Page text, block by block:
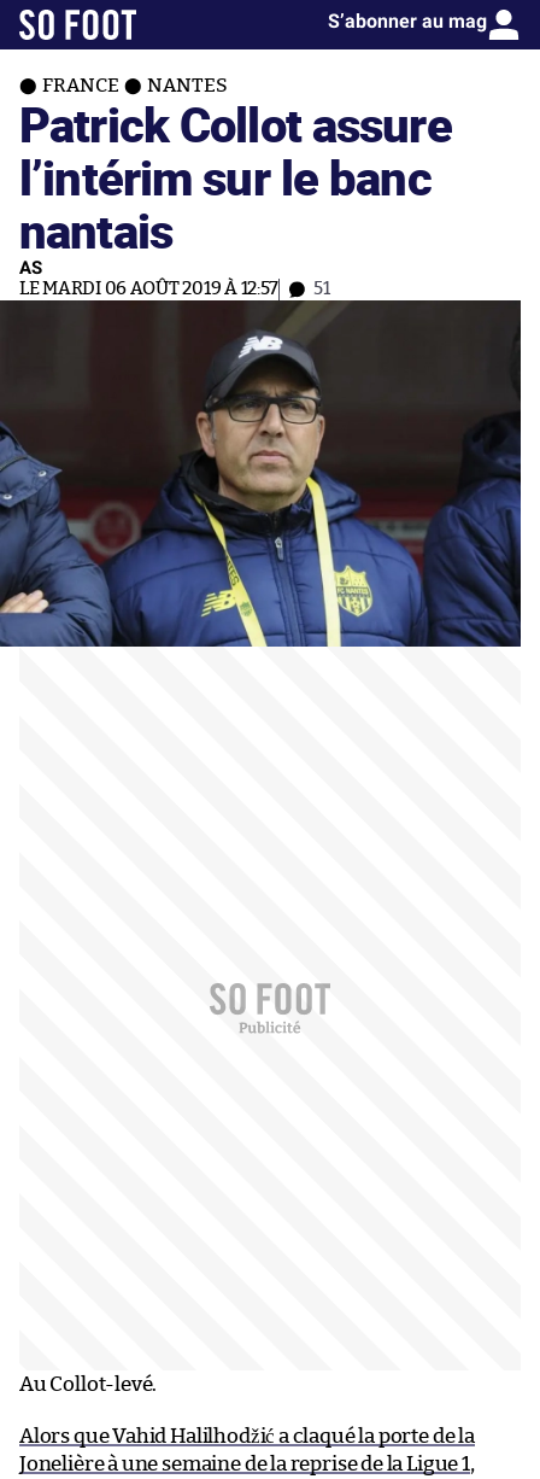
S’abonner au mag
FRANCE NANTES
Patrick Collot assure
l’intérim sur le banc
nantais
AS
LE MARDI 06 AOÛT 2019 À 12:57 51
Au Collot-levé.
Alors que Vahid Halilhodžić a claqué la porte de la
Jonelière à une semaine de la reprise de la Ligue 1,